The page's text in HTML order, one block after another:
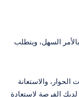
السهل، ويتطلب
والاستعانة
لديك الفرصة لاستعادة